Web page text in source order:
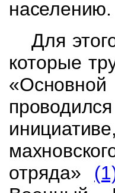
населению.
Для
которые
отряда»